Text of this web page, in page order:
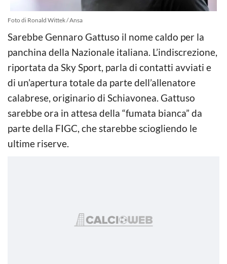
Foto di Ronald Wittek / Ansa
Sarebbe Gennaro Gattuso il nome caldo per la
panchina della Nazionale italiana. L’indiscrezione,
riportata da Sky Sport, parla di contatti avviati e
di un’apertura totale da parte dell’allenatore
calabrese, originario di Schiavonea. Gattuso
sarebbe ora in attesa della “fumata bianca” da
parte della FIGC, che starebbe sciogliendo le
ultime riserve.